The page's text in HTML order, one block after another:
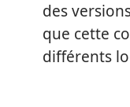
des
que cette
différents